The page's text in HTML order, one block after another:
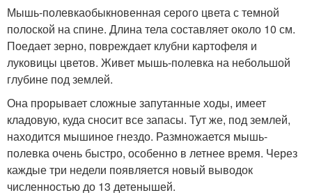
Мышь-полевкаобыкновенная серого цвета с темной
полоской на спине. Длина тела составляет около 10 см.
Поедает зерно, повреждает клубни картофеля и
луковицы цветов. Живет мышь-полевка на небольшой
глубине под землей.
Она прорывает сложные запутанные ходы, имеет
кладовую, куда сносит все запасы. Тут же, под землей,
находится мышиное гнездо. Размножается мышь-
полевка очень быстро, особенно в летнее время. Через
каждые три недели появляется новый выводок
численностью до 13 детенышей.